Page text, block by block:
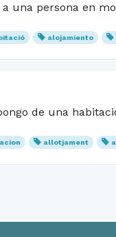
una persona en
alojamiento
de una
allotjament